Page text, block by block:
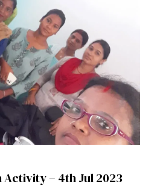
Activity – 4th Jul 2023